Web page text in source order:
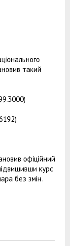
такий
офіційний
курс
без змін.